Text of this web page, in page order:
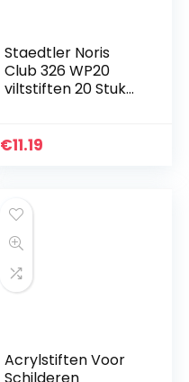
Staedtler Noris
Club 326 WP20
viltstiften 20 Stuk
€11.19
Acrylstiften Voor